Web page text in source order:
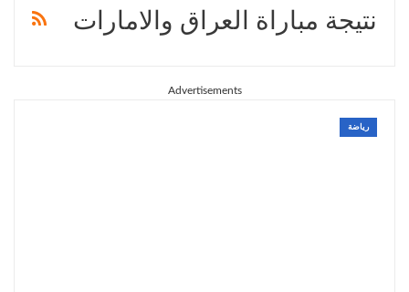
نتيجة مباراة العراق والامارات
Advertisements
رياضة